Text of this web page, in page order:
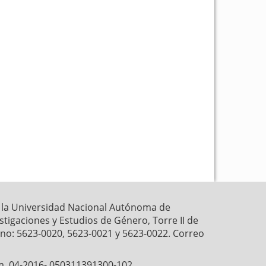
Universidad Nacional Autónoma de
y Estudios de Género, Torre II de
5623-0020, 5623-0021 y 5623-0022. Correo